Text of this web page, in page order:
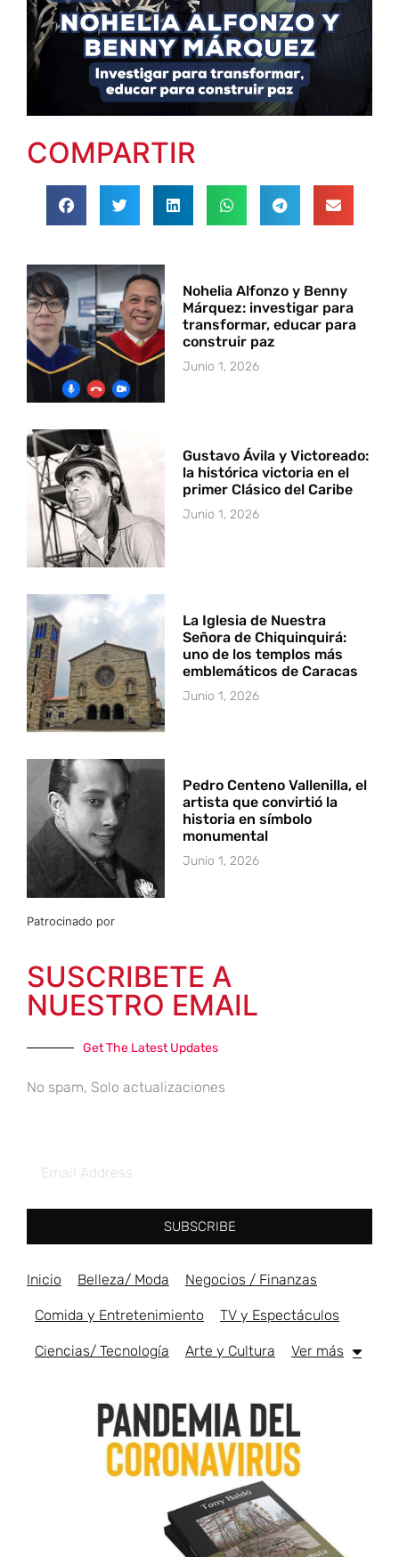
COMPARTIR
Nohelia Alfonzo y Benny
Márquez: investigar para
transformar, educar para
construir paz
Junio 1, 2026
Gustavo Ávila y Victoreado:
la histórica victoria en el
primer Clásico del Caribe
Junio 1, 2026
La Iglesia de Nuestra
Señora de Chiquinquirá:
uno de los templos más
emblemáticos de Caracas
Junio 1, 2026
Pedro Centeno Vallenilla, el
artista que convirtió la
historia en símbolo
monumental
Junio 1, 2026
Patrocinado por
SUSCRIBETE A
NUESTRO EMAIL
Get The Latest Updates
No spam, Solo actualizaciones
SUBSCRIBE
Inicio Belleza/ Moda Negocios / Finanzas
Comida y Entretenimiento TV y Espectáculos
Ciencias/ Tecnología Arte y Cultura Ver más